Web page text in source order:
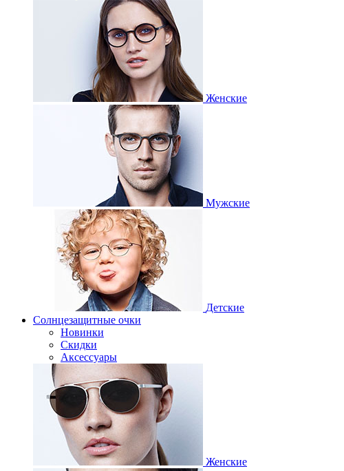
Женские
Мужские
Детские
Солнцезащитные очки
Новинки
Скидки
Аксессуары
Женские